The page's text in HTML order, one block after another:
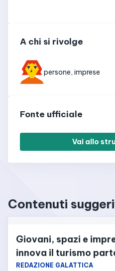
A chi si rivolge
persone, imprese
Fonte ufficiale
Vai allo
Contenuti
Giovani, spazi e
innova il turismo
REDAZIONE GALATTICA